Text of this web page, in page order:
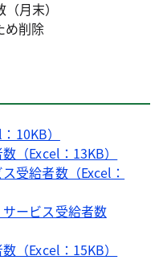
月末）
め削除
10KB）
（Excel：13KB）
受給者数（Excel：
ービス受給者数
（Excel：15KB）